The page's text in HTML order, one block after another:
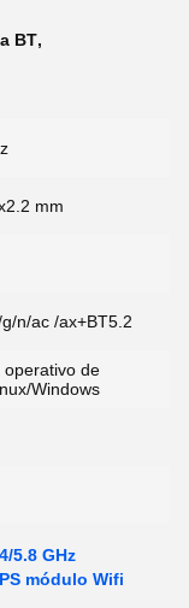
BT,
mm
n/ac /ax+BT5.2
operativo de
Windows
5.8 GHz
módulo Wifi